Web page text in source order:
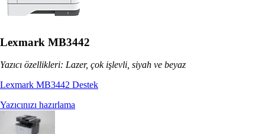
Lexmark MB3442
Yazıcı özellikleri: Lazer, çok işlevli, siyah ve beyaz
Lexmark MB3442 Destek
Yazıcınızı hazırlama